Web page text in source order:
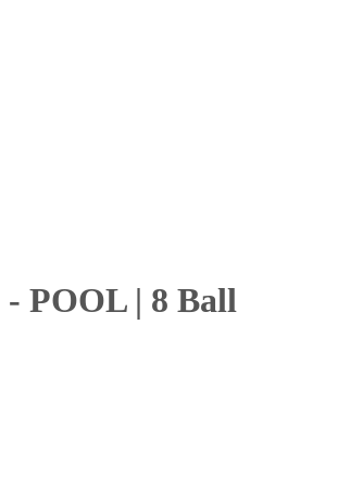
- POOL| 8 Ball